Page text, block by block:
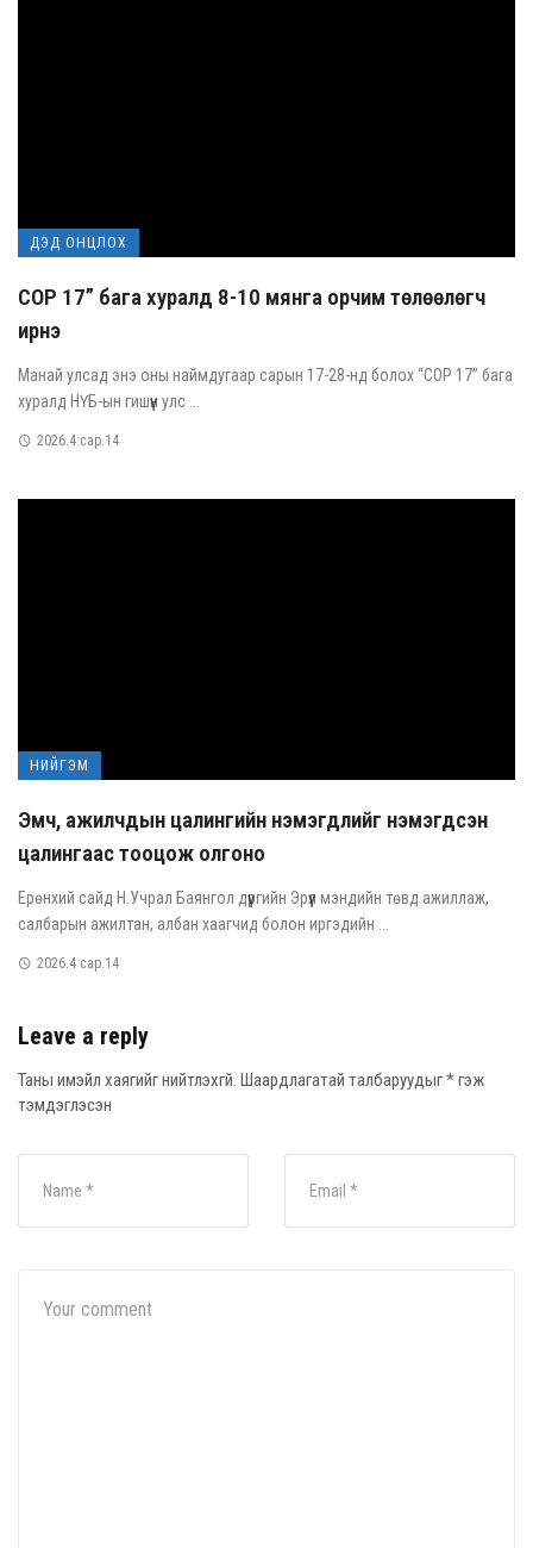
ДЭД ОНЦЛОХ
COP 17” бага хуралд 8-10 мянга орчим төлөөлөгч
ирнэ
Манай улсад энэ оны наймдугаар сарын 17-28-нд болох “COP 17” бага
хуралд НҮБ-ын гишүүн улс ...
2026.4 сар.14
НИЙГЭМ
Эмч, ажилчдын цалингийн нэмэгдлийг нэмэгдсэн
цалингаас тооцож олгоно
Ерөнхий сайд Н.Учрал Баянгол дүүргийн Эрүүл мэндийн төвд ажиллаж,
салбарын ажилтан, албан хаагчид болон иргэдийн ...
2026.4 сар.14
Leave a reply
Таны имэйл хаягийг нийтлэхгүй. Шаардлагатай талбаруудыг*гэж
тэмдэглэсэн